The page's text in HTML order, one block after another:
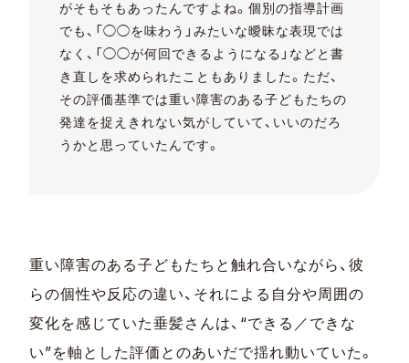
がそもそもあったんですよね。個別の指導計画
でも、「◯◯を味わう」みたいな曖昧な表現では
なく、「◯◯が何回できるようになる」などと書
き直しを求められたこともありました。ただ、
その評価基準では重い障害のある子どもたちの
発達を捉えきれない気がしていて、いいのだろ
うかと思っていたんです。
重い障害のある子どもたちと触れ合いながら、彼
らの個性や反応の違い、それによる自分や周囲の
変化を感じていた垂髪さんは、“できる／できな
い”を軸とした評価とのあいだで揺れ動いていた。